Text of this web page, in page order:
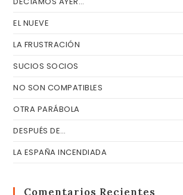
EL NUEVE
LA FRUSTRACIÓN
SUCIOS SOCIOS
NO SON COMPATIBLES
OTRA PARÁBOLA
DESPUÉS DE…
LA ESPAÑA INCENDIADA
Comentarios Recientes